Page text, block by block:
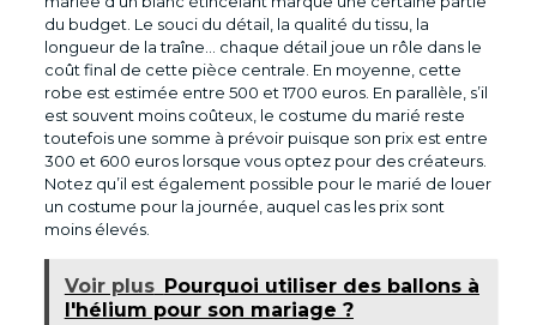
du budget. Le souci du détail, la qualité du tissu, la
longueur de la traîne… chaque détail joue un rôle dans le
coût final de cette pièce centrale. En moyenne, cette
robe est estimée entre 500 et 1700 euros. En parallèle, s’il
est souvent moins coûteux, le costume du marié reste
toutefois une somme à prévoir puisque son prix est entre
300 et 600 euros lorsque vous optez pour des créateurs.
Notez qu’il est également possible pour le marié de louer
un costume pour la journée, auquel cas les prix sont
moins élevés.
Voir plus Pourquoi utiliser des ballons à
l'hélium pour son mariage ?